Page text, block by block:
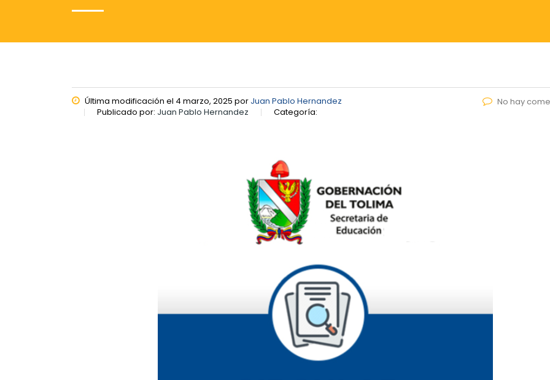
Última modificación el 4 marzo, 2025 por Juan Pablo Hernandez
Publicado por: Juan Pablo Hernandez Categoría:
No hay